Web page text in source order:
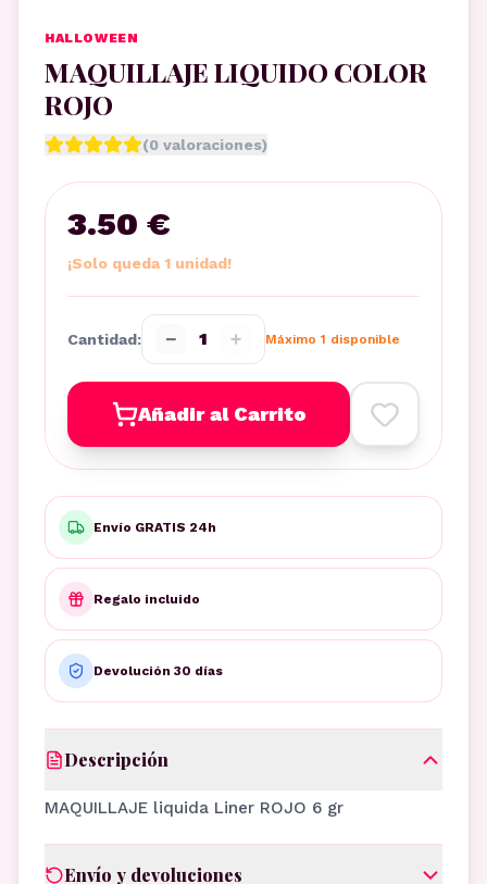
HALLOWEEN
MAQUILLAJE LIQUIDO COLOR
ROJO
(0 valoraciones)
3.50 €
¡Solo queda 1 unidad!
Cantidad: − 1 + Máximo 1 disponible
Añadir al Carrito
Envío GRATIS 24h
Regalo incluido
Devolución 30 días
Descripción
MAQUILLAJE liquida Liner ROJO 6 gr
Envío y devoluciones